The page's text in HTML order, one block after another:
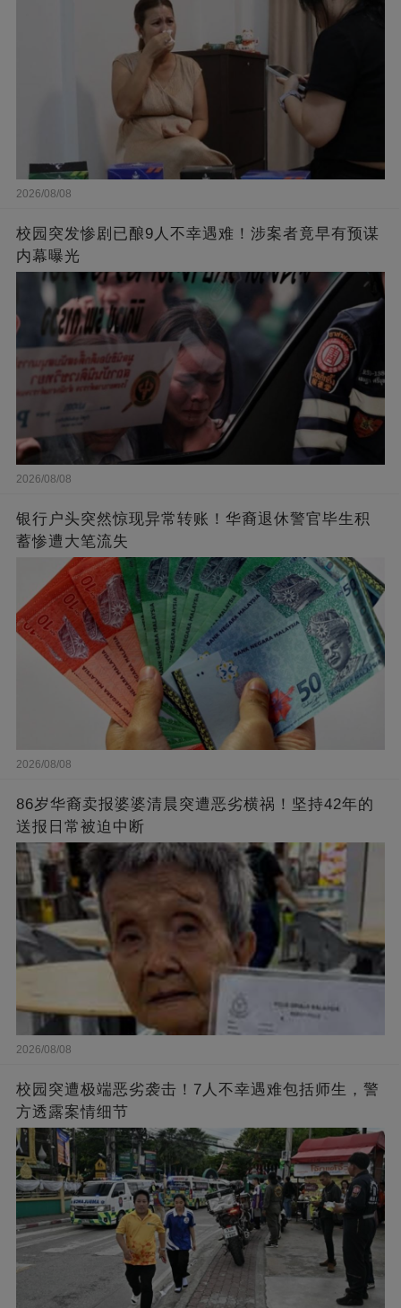
2026/08/08
校园突发惨剧已酿9人不幸遇难！涉案者竟早有预谋
内幕曝光
2026/08/08
银行户头突然惊现异常转账！华裔退休警官毕生积
蓄惨遭大笔流失
2026/08/08
86岁华裔卖报婆婆清晨突遭恶劣横祸！坚持42年的
送报日常被迫中断
2026/08/08
校园突遭极端恶劣袭击！7人不幸遇难包括师生，警
方透露案情细节